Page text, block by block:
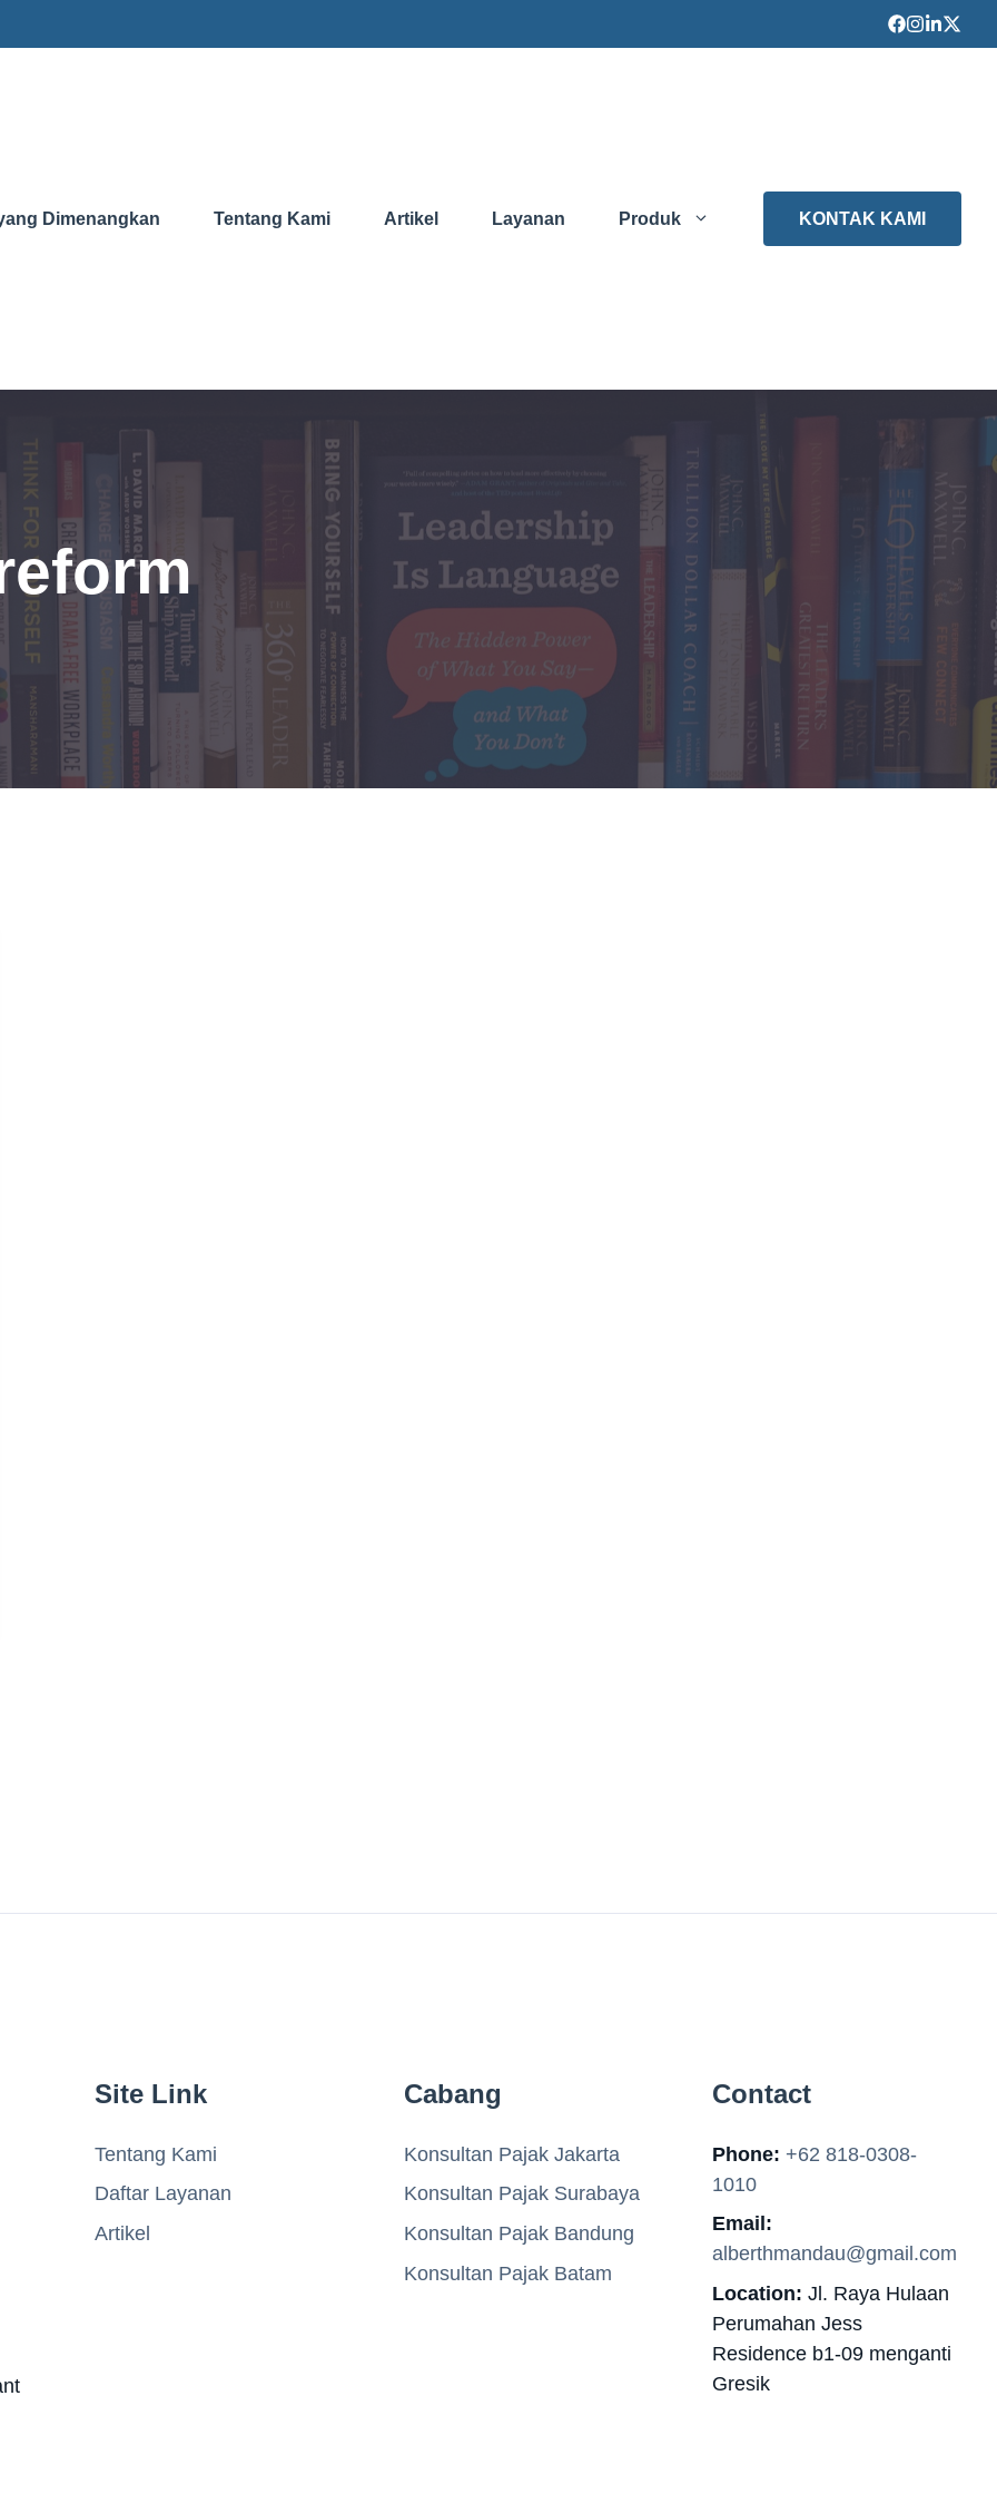
Dimenangkan Tentang Kami Artikel Layanan Produk KONTAK KAMI
Site Link
Tentang Kami
Daftar Layanan
Artikel
Cabang
Konsultan Pajak Jakarta
Konsultan Pajak Surabaya
Konsultan Pajak Bandung
Konsultan Pajak Batam
Contact
Phone: +62 818-0308-
1010
Email:
alberthmandau@gmail.com
Location: Jl. Raya Hulaan
Perumahan Jess
Residence b1-09 menganti
Gresik